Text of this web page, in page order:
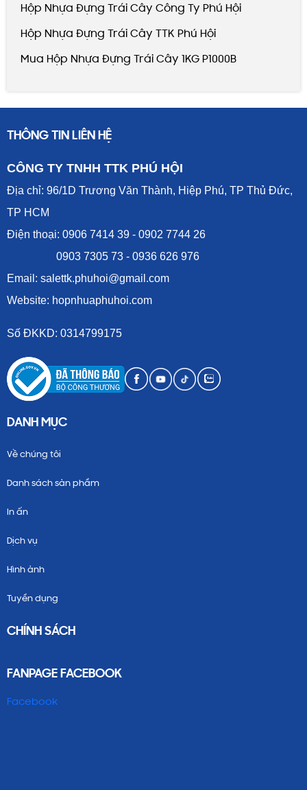
Hộp Nhựa Đựng Trái Cây Công Ty Phú Hội
Hộp Nhựa Đựng Trái Cây TTK Phú Hội
THÔNG TIN LIÊN HỆ
CÔNG TY TNHH TTK PHÚ HỘI
Địa chỉ: 96/1D Trương Văn Thành, Hiệp Phú, TP Thủ Đức,
TP HCM
Điện thoại: 0906 7414 39 - 0902 7744 26
0903 7305 73 - 0936 626 976
Email: salettk.phuhoi@gmail.com
Website: hopnhuaphuhoi.com
Số ĐKKD: 0314799175
DANH MỤC
Về chúng tôi
Danh sách sản phẩm
In ấn
Dịch vụ
Hình ảnh
Tuyển dụng
FANPAGE FACEBOOK